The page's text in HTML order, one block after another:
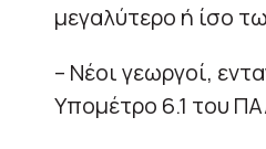
μεγαλύτερο ή ίσο
– Νέοι γεωργοί,
Υπομέτρο 6.1 του